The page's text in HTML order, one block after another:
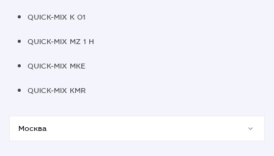
QUICK-MIX K 01
QUICK-MIX MZ 1 H
QUICK-MIX MKE
QUICK-MIX KMR